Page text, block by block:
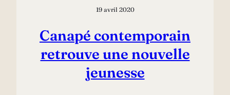
19 avril 2020
Canapé contemporain
retrouve une nouvelle
jeunesse